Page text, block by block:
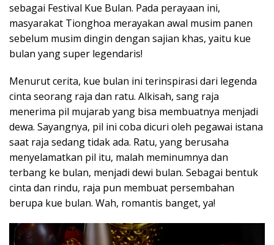
sebagai Festival Kue Bulan. Pada perayaan ini,
masyarakat Tionghoa merayakan awal musim panen
sebelum musim dingin dengan sajian khas, yaitu kue
bulan yang super legendaris!
Menurut cerita, kue bulan ini terinspirasi dari legenda
cinta seorang raja dan ratu. Alkisah, sang raja
menerima pil mujarab yang bisa membuatnya menjadi
dewa. Sayangnya, pil ini coba dicuri oleh pegawai istana
saat raja sedang tidak ada. Ratu, yang berusaha
menyelamatkan pil itu, malah meminumnya dan
terbang ke bulan, menjadi dewi bulan. Sebagai bentuk
cinta dan rindu, raja pun membuat persembahan
berupa kue bulan. Wah, romantis banget, ya!